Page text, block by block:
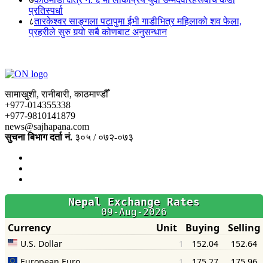
प्रतिस्पर्धा
८तारकेश्वर साङ्गला पटापुमा ईभी गाडीभित्र महिलाको शव फेला,
प्रहरीले सुरु गर्‍यो सबै कोणबाट अनुसन्धान
सामाखुशी, रानीबारी, काठमाण्डौँ
+977-014355338
+977-9810141879
news@sajhapana.com
सुचना बिभाग दर्ता नं. ३०५ / ०७२-०७३